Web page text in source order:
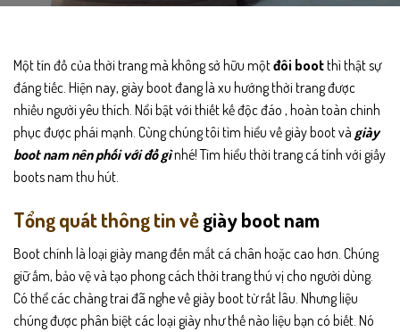
Một tín đồ của thời trang mà không sở hữu mộtđôi bootthì thật sự
đáng tiếc. Hiện nay, giày boot đang là xu hướng thời trang được
nhiều người yêu thích. Nổi bật với thiết kế độc đáo , hoàn toàn chinh
phục được phái mạnh. Cùng chúng tôi tìm hiểu về giày boot và giày
boot nam nên phối với đồ gìnhé! Tìm hiểu thời trang cá tính với giầy
boots nam thu hút.
Tổng quát thông tin vềgiày boot nam
Boot chính là loại giày mang đến mắt cá chân hoặc cao hơn. Chúng
giữ ấm, bảo vệ và tạo phong cách thời trang thú vị cho người dùng.
Có thể các chàng trai đã nghe về giày boot từ rất lâu. Nhưng liệu
chúng được phân biệt các loại giày như thế nào liệu bạn có biết. Nó